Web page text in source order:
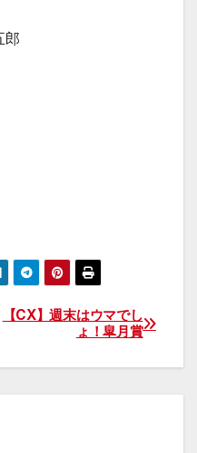
【CX】週末はウマでし
ょ！皐月賞